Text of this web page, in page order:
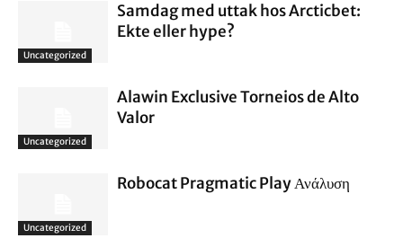
Uncategorized
Samdag med uttak hos Arcticbet:
Ekte eller hype?
Uncategorized
Alawin Exclusive Torneios de Alto
Valor
Uncategorized
Robocat Pragmatic Play Ανάλυση